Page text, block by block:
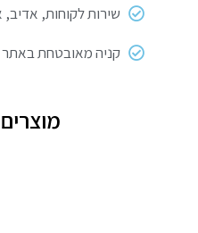
שירות לקוחות, אדיב,
קניה מאובטחת באתר